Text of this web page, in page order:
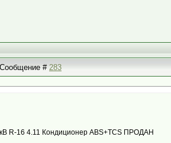
Сообщение #283
R-16 4.11 Кондиционер ABS+TCS ПРОДАН